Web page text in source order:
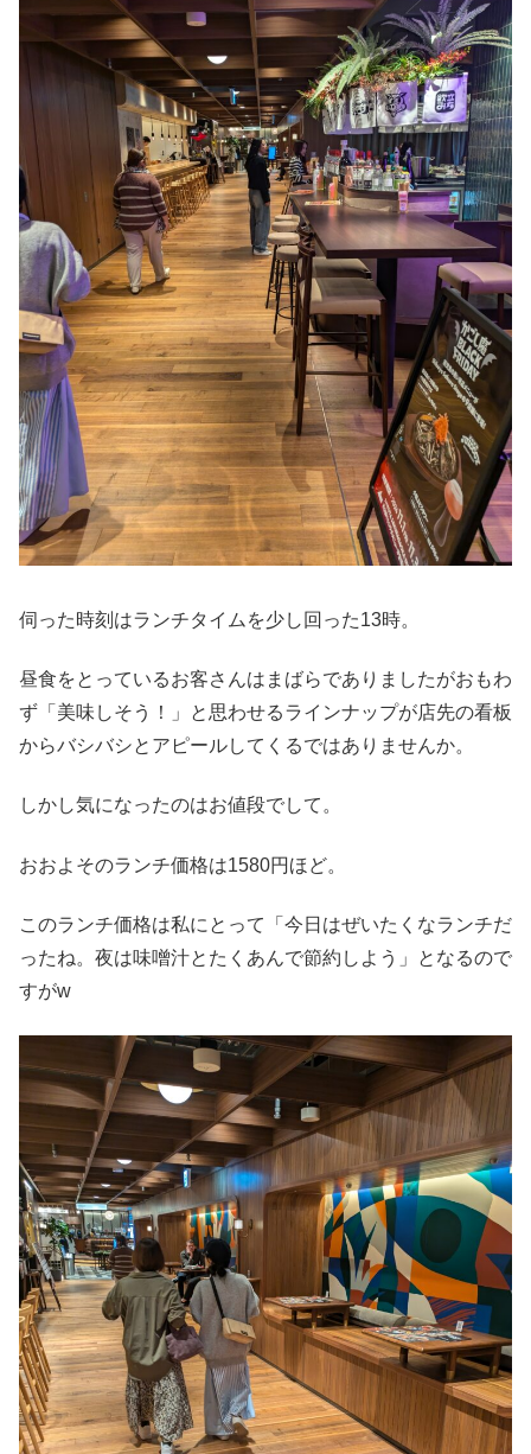
伺った時刻はランチタイムを少し回った13時。
昼食をとっているお客さんはまばらでありましたがおもわ
ず「美味しそう！」と思わせるラインナップが店先の看板
からバシバシとアピールしてくるではありませんか。
しかし気になったのはお値段でして。
おおよそのランチ価格は1580円ほど。
このランチ価格は私にとって「今日はぜいたくなランチだ
ったね。夜は味噌汁とたくあんで節約しよう」となるので
すがw